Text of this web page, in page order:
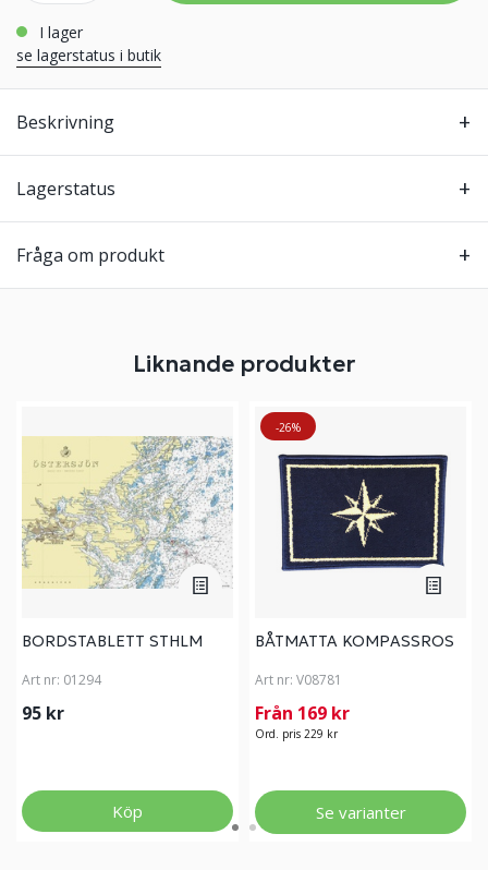
i lager
se lagerstatus i butik
Beskrivning
Lagerstatus
Fråga om produkt
Liknande produkter
BORDSTABLETT STHLM
Art nr: 01294
95 kr
Köp
-26%
BÅTMATTA KOMPASSROS
Art nr: V08781
Från 169 kr
Ord. pris 229 kr
Se varianter